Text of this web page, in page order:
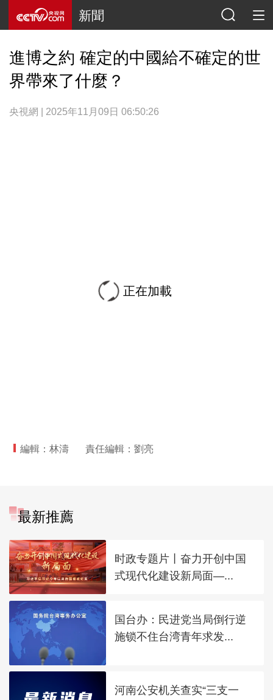
新聞
進博之約 確定的中國給不確定的世
界帶來了什麼？
央視網 | 2025年11月09日 06:50:26
正在加載
編輯：林濤 責任編輯：劉亮
最新推薦
时政专题片丨奋力开创中国
式现代化建设新局面—...
国台办：民进党当局倒行逆
施锁不住台湾青年求发...
河南公安机关查实“三支一